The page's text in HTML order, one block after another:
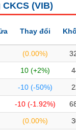
(VIB)
Thay đổi
(0.00%)
10 (+2%)
-10 (-50%)
-10 (-1.92%)
(0.00%)
Chứng chỉ quỹ
liên quan Cổ